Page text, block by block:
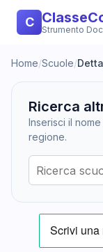
C
Strumento
Home/Scuole/
Ricerca
Inserisci il
regione.